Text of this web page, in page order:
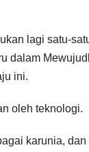
lagi satu-
dalam
ini.
oleh teknologi.
karunia, dan